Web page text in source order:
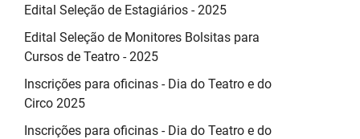
Edital Seleção de Estagiários - 2025
Edital Seleção de Monitores Bolsitas para
Cursos de Teatro - 2025
Inscrições para oficinas - Dia do Teatro e do
Circo 2025
Inscrições para oficinas - Dia do Teatro e do